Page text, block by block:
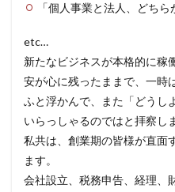
「個人事業と法人、どちら
etc…
新たなビジネスが本格的に稼
安が心に残ったままで、一時
ふと浮かんで、また「どうし
いらっしゃるのではと拝察し
私共は、創業期の皆様が直面
ます。
会社設立、税務申告、経理、